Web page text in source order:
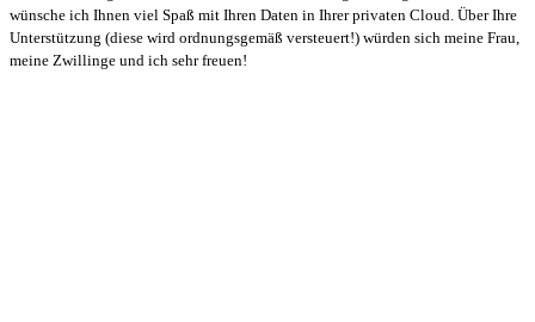
wünsche ich Ihnen viel Spaß mit Ihren Daten in Ihrer privaten Cloud. Über Ihre
Unterstützung (diese wird ordnungsgemäß versteuert!) würden sich meine Frau,
meine Zwillinge und ich sehr freuen!